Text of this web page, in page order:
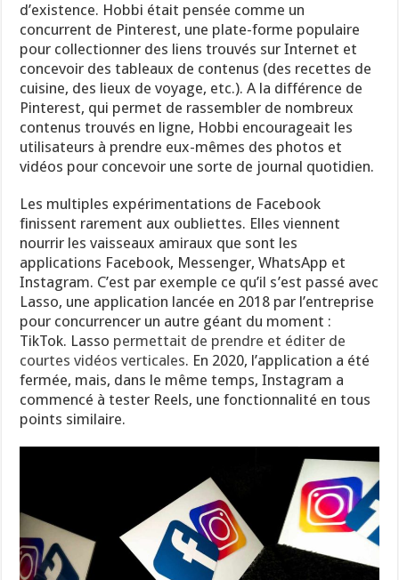
d’existence. Hobbi était pensée comme un
concurrent de Pinterest, une plate-forme populaire
pour collectionner des liens trouvés sur Internet et
concevoir des tableaux de contenus (des recettes de
cuisine, des lieux de voyage, etc.). A la différence de
Pinterest, qui permet de rassembler de nombreux
contenus trouvés en ligne, Hobbi encourageait les
utilisateurs à prendre eux-mêmes des photos et
vidéos pour concevoir une sorte de journal quotidien.
Les multiples expérimentations de Facebook
finissent rarement aux oubliettes. Elles viennent
nourrir les vaisseaux amiraux que sont les
applications Facebook, Messenger, WhatsApp et
Instagram. C’est par exemple ce qu’il s’est passé avec
Lasso, une application lancée en 2018 par l’entreprise
pour concurrencer un autre géant du moment :
TikTok. Lasso permettait de prendre et éditer de
courtes vidéos verticales. En 2020, l’application a été
fermée, mais, dans le même temps, Instagram a
commencé à tester Reels, une fonctionnalité en tous
points similaire.